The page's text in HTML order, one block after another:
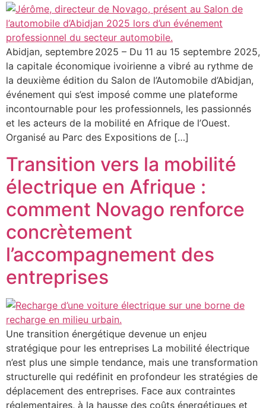
Abidjan, septembre 2025 – Du 11 au 15 septembre 2025,
la capitale économique ivoirienne a vibré au rythme de
la deuxième édition du Salon de l’Automobile d’Abidjan,
événement qui s’est imposé comme une plateforme
incontournable pour les professionnels, les passionnés
et les acteurs de la mobilité en Afrique de l’Ouest.
Organisé au Parc des Expositions de […]
Transition vers la mobilité
électrique en Afrique :
comment Novago renforce
concrètement
l’accompagnement des
entreprises
Une transition énergétique devenue un enjeu
stratégique pour les entreprises La mobilité électrique
n’est plus une simple tendance, mais une transformation
structurelle qui redéfinit en profondeur les stratégies de
déplacement des entreprises. Face aux contraintes
réglementaires, à la hausse des coûts énergétiques et